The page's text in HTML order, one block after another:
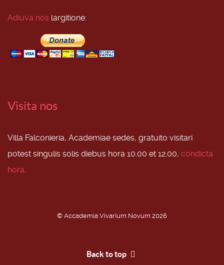
Adiuva nos largitione:
Visita nos
Villa Falconieria, Academiae sedes, gratuito visitari
potest singulis solis diebus hora 10.00 et 12.00, condicta
hora
© Accademia Vivarium Novum 2026
Back to top